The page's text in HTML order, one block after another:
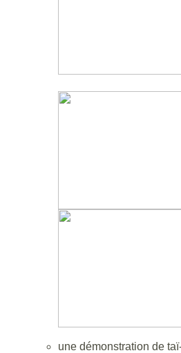
une démonstration de